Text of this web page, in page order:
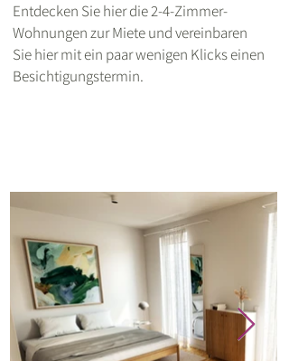
Entdecken Sie hier die 2-4-Zimmer-
Wohnungen zur Miete und vereinbaren
Sie hier mit ein paar wenigen Klicks einen
Besichtigungstermin.